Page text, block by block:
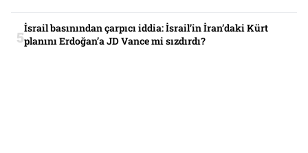
İsrail basınından çarpıcı iddia: İsrail’in İran’daki Kürt
planını Erdoğan’a JD Vance mi sızdırdı?